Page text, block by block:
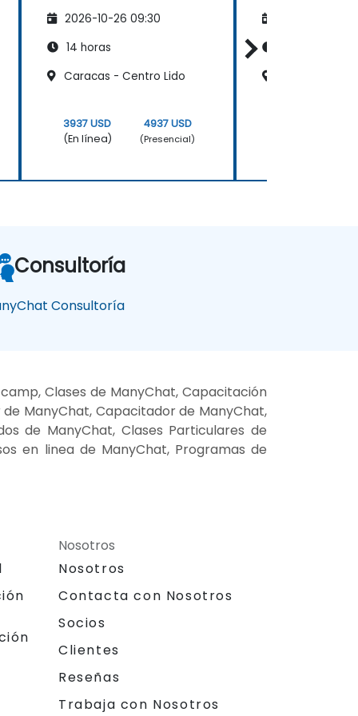
tus clientes
2026-10-26 09:30
14 horas
Caracas - Centro Lido
3937 USD
(En línea)
4937 USD
(Presencial)
Empresarial
Consultoría
Consultoría
Clases de ManyChat, Capacitación
ManyChat, Capacitador de ManyChat,
de ManyChat, Clases Particulares de
en linea de ManyChat, Programas de
Nosotros
Nosotros
Contacta con Nosotros
Socios
Clientes
Reseñas
Trabaja con Nosotros